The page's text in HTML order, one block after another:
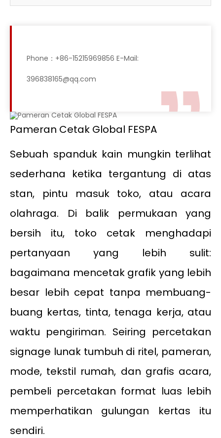
Phone：+86-15215969856 E-Mail:
396838165@qq.com
Pameran Cetak Global FESPA
Sebuah spanduk kain mungkin terlihat
sederhana ketika tergantung di atas
stan, pintu masuk toko, atau acara
olahraga. Di balik permukaan yang
bersih itu, toko cetak menghadapi
pertanyaan yang lebih sulit:
bagaimana mencetak grafik yang lebih
besar lebih cepat tanpa membuang-
buang kertas, tinta, tenaga kerja, atau
waktu pengiriman. Seiring percetakan
signage lunak tumbuh di ritel, pameran,
mode, tekstil rumah, dan grafis acara,
pembeli percetakan format luas lebih
memperhatikan gulungan kertas itu
sendiri.